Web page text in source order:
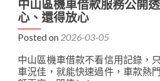
款
車
借
款
在
地
中山區機車借款服務公開
心、還得放心
Posted on 2026-03-05
中山區機車借款不看信用記錄，
車況佳，就能快速過件，車款熱